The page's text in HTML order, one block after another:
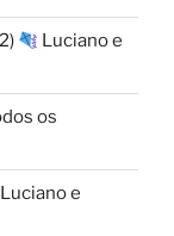
Luciano e
os
Luciano e